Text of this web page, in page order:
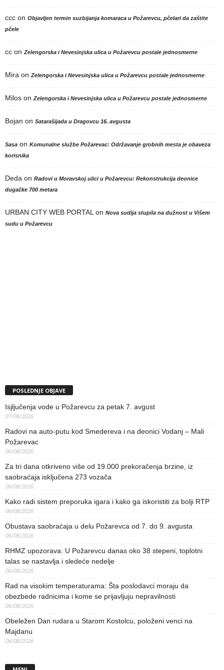
ccc on Objavljen termin suzbijanja komaraca u Požarevcu, pčelari da zaštite
pčele
cc on Zelengorska i Nevesinjska ulica u Požarevcu postale jednosmerne
Mira on Zelengorska i Nevesinjska ulica u Požarevcu postale jednosmerne
Milos on Zelengorska i Nevesinjska ulica u Požarevcu postale jednosmerne
Bojan on Satarašijada u Dragovcu 16. avgusta
Sasa on Komunalne službe Požarevac: Održavanje grobnih mesta je obaveza
korisnika
Deda on Radovi u Moravskoj ulici u Požarevcu: Rekonstrukcija deonice
dugačke 700 metara
URBAN CITY WEB PORTAL on Nova sudija stupila na dužnost u Višem
sudu u Požarevcu
POSLEDNJE OBJAVE
Isjljučenja vode u Požarevcu za petak 7. avgust
07/08/2026
Radovi na auto-putu kod Smedereva i na deonici Vodanj – Mali
Požarevac
06/08/2026
Za tri dana otkriveno više od 19.000 prekoračenja brzine, iz
saobraćaja isključena 273 vozača
06/08/2026
Kako radi sistem preporuka igara i kako ga iskoristiti za bolji RTP
06/08/2026
Obustava saobraćaja u delu Požarevca od 7. do 9. avgusta
06/08/2026
RHMZ upozorava: U Požarevcu danas oko 38 stepeni, toplotni
talas se nastavlja i sledeće nedelje
06/08/2026
Rad na visokim temperaturama: Šta poslodavci moraju da
obezbede radnicima i kome se prijavljuju nepravilnosti
06/08/2026
Obeležen Dan rudara u Starom Kostolcu, položeni venci na
Majdanu
06/08/2026